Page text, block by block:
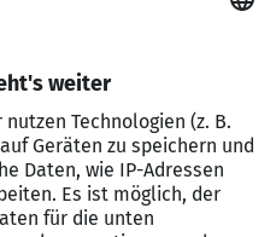
Schwerpunkten, oder
öffentlichen Verwaltung
mit dem MS Office-Paket
Teamfähigkeit